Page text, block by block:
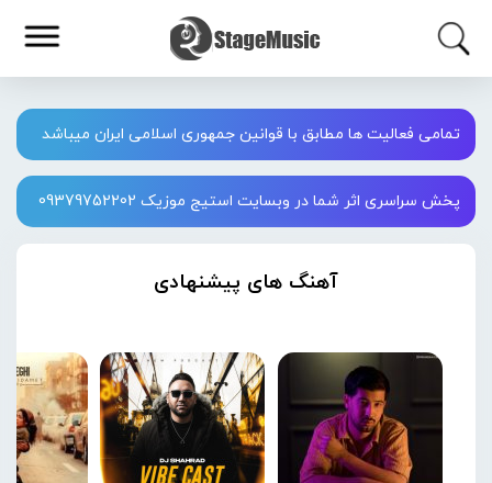
تمامی فعالیت ها مطابق با قوانین جمهوری اسلامی ایران میباشد
پخش سراسری اثر شما در وبسایت استیج موزیک 09379752202
آهنگ های پیشنهادی